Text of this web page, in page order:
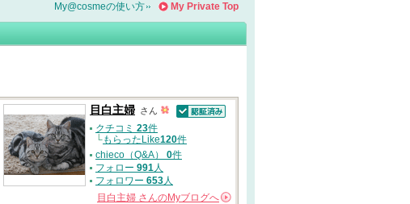
My Private Top
My@cosmeの使い方
目白主婦 さん
クチコミ 23件
└もらったLike120件
chieco（Q&A） 0件
フォロー 991人
フォロワー 653人
目白主婦 さんのMyブログへ